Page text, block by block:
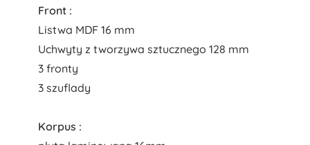
Front :
Listwa MDF 16 mm
Uchwyty z tworzywa sztucznego 128 mm
3 fronty
3 szuflady
Korpus :